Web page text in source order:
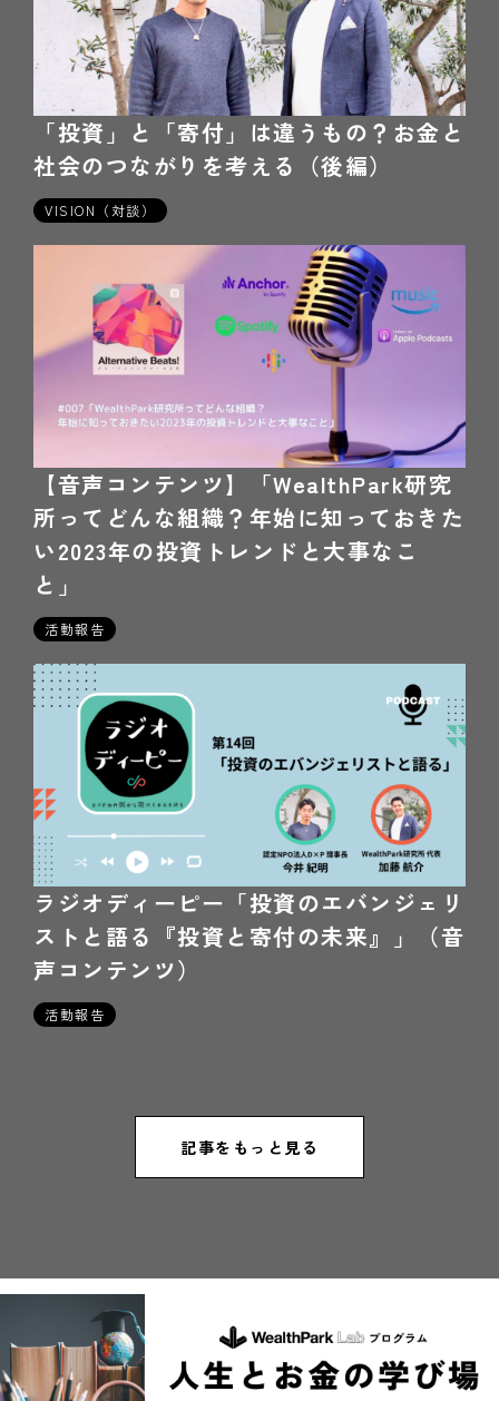
「投資」と「寄付」は違うもの？お金と
社会のつながりを考える（後編）
VISION（対談）
【音声コンテンツ】「WealthPark研究
所ってどんな組織？年始に知っておきた
い2023年の投資トレンドと大事なこ
と」
活動報告
ラジオディーピー「投資のエバンジェリ
ストと語る『投資と寄付の未来』」（音
声コンテンツ）
活動報告
記事をもっと見る